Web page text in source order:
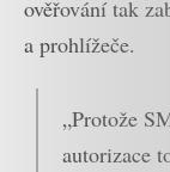
ověřování tak
a prohlížeče.
„Protože
autorizace